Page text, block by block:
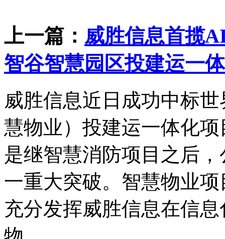
上一篇： 威胜信息首揽
智谷智慧园区投建运一
威胜信息近日成功中标
慧物业）投建运一体化
是继智慧消防项目之后
一重大突破。智慧物业
充分发挥威胜信息在信